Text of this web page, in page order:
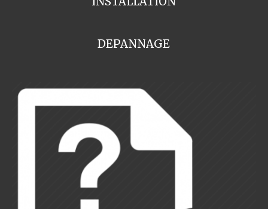
DEPANNAGE